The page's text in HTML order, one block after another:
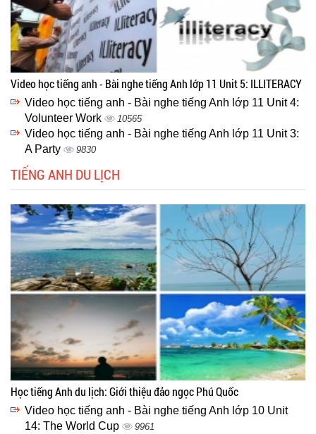
Video học tiếng anh - Bài nghe tiếng Anh lớp 11 Unit 5: ILLITERACY
Video học tiếng anh - Bài nghe tiếng Anh lớp 11 Unit 4:
Volunteer Work
10565
Video học tiếng anh - Bài nghe tiếng Anh lớp 11 Unit 3:
A Party
9830
TIẾNG ANH DU LỊCH
Học tiếng Anh du lịch: Giới thiệu đảo ngọc Phú Quốc
Video học tiếng anh - Bài nghe tiếng Anh lớp 10 Unit
14: The World Cup
9961